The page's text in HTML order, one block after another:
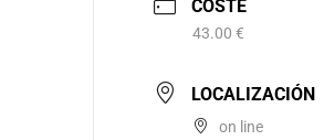
COSTE
43.00 €
LOCALIZACIÓN
on line